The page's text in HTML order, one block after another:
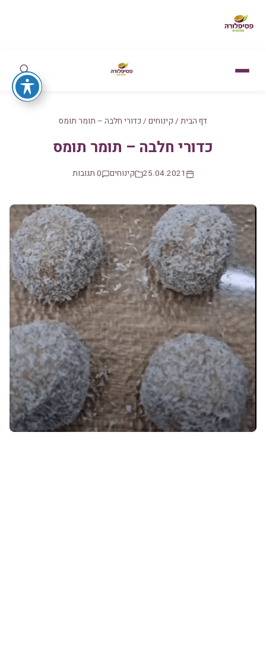
דף הבית / קינוחים / כדורי חלבה – תומר תומס
כדורי חלבה – תומר תומס
25.04.2021 קינוחים 0 תגובות